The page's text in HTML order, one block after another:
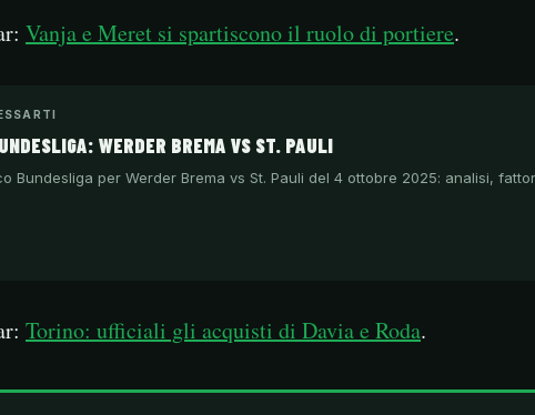
Vanja e Meret si spartiscono il ruolo di portiere.
WERDER BREMA VS ST. PAULI
Bundesliga per Werder Brema vs St. Pauli del 4 ottobre 2025: analisi,
Torino: ufficiali gli acquisti di Davia e Roda.